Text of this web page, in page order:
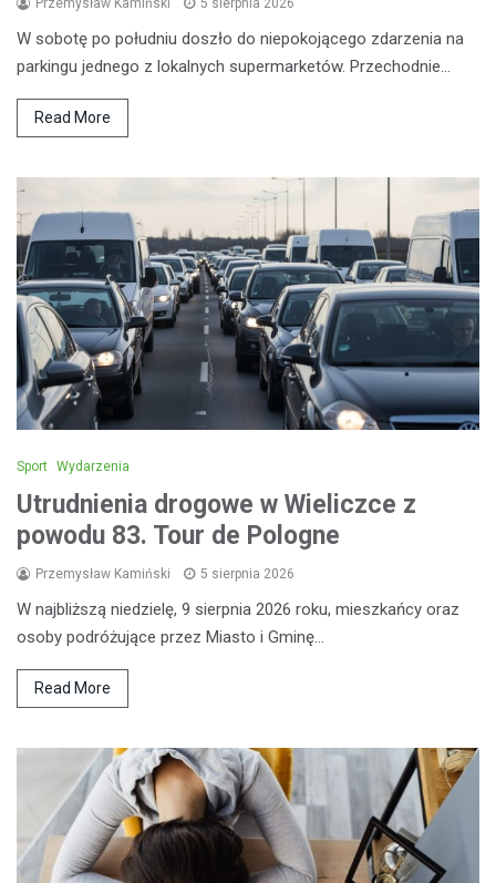
Przemysław Kamiński 5 sierpnia 2026
W sobotę po południu doszło do niepokojącego zdarzenia na
parkingu jednego z lokalnych supermarketów. Przechodnie…
Read More
Sport Wydarzenia
Utrudnienia drogowe w Wieliczce z
powodu 83. Tour de Pologne
Przemysław Kamiński 5 sierpnia 2026
W najbliższą niedzielę, 9 sierpnia 2026 roku, mieszkańcy oraz
osoby podróżujące przez Miasto i Gminę…
Read More